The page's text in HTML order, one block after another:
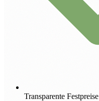
Transparente Festpreise